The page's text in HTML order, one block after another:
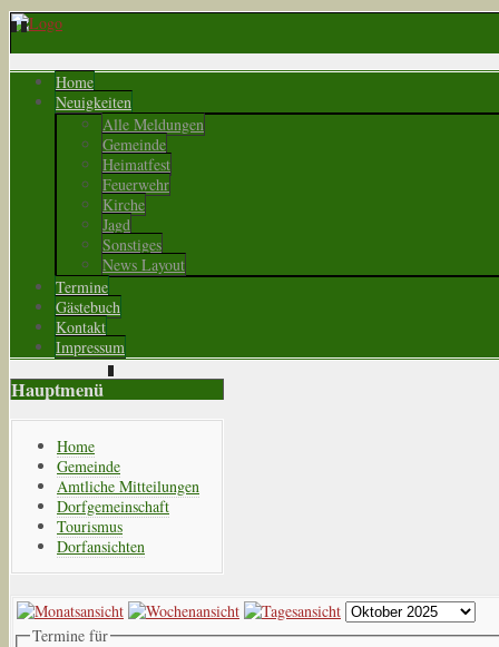
Home
Neuigkeiten
Alle Meldungen
Gemeinde
Heimatfest
Feuerwehr
Kirche
Jagd
Sonstiges
News Layout
Termine
Gästebuch
Kontakt
Impressum
Hauptmenü
Home
Gemeinde
Amtliche Mitteilungen
Dorfgemeinschaft
Tourismus
Dorfansichten
Termine für